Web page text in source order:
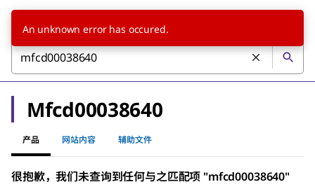
Mfcd00038640
产品 网站内容 辅助文件
很抱歉，我们未查询到任何与之匹配项 "mfcd00038640"
An unknown error has occured.